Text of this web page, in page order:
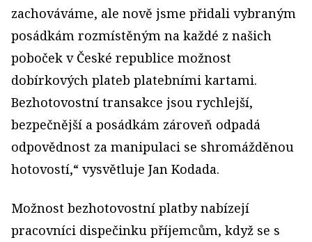
zachováváme, ale nově jsme přidali vybraným
posádkám rozmístěným na každé z našich
poboček v České republice možnost
dobírkových plateb platebními kartami.
Bezhotovostní transakce jsou rychlejší,
bezpečnější a posádkám zároveň odpadá
odpovědnost za manipulaci se shromážděnou
hotovostí,“ vysvětluje Jan Kodada.
Možnost bezhotovostní platby nabízejí
pracovníci dispečinku příjemcům, když se s